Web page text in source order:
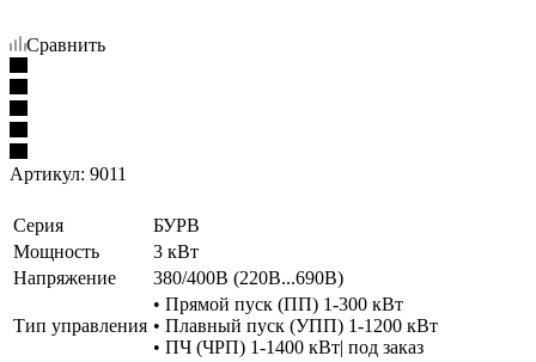
Сравнить
Артикул: 9011
Серия
БУРВ
Мощность
3 кВт
Напряжение
380/400В (220В...690В)
Тип управления
• Прямой пуск (ПП) 1-300 кВт
• Плавный пуск (УПП) 1-1200 кВт
• ПЧ (ЧРП) 1-1400 кВт| под заказ